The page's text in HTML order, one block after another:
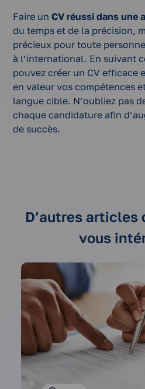
Faire unCV réussi dans une
du temps et de la précision,
précieux pour toute
à l’international. En suivant
pouvez créer un CV efficace
en valeur vos compétences
langue cible. N’oubliez pas
chaque candidature afin
de succès.
D’autres articles
vous